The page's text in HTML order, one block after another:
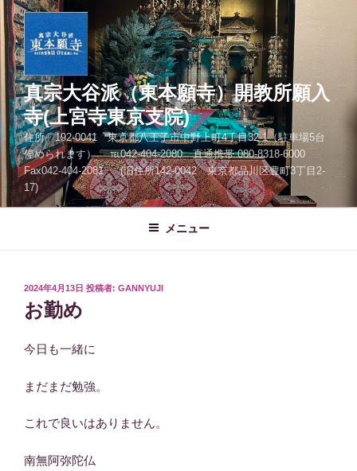
コ
ン
テ
ン
へ
ス
キ
ッ
プ
真宗大谷派（東本願寺）開教所願入
寺(上宮寺東京支院)
住所 192-0041 東京都八王子市中野上町4丁目32-1（駐車場5台
停められます） ℡042-404-2080 直通携帯 080-8318-6000
Fax042-404-2081 (旧住所142-0042 東京都品川区豊町3丁目2-
17)
メニュー
投
稿
日:
2024年4月13日 投稿者: GANNYUJI
お勤め
今日も一緒に
まだまだ勉強。
これで良いはありません。
南無阿弥陀仏